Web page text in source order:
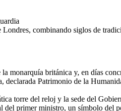
combinando siglos de
monarquía británica y, en días
declarada Patrimonio de la
torre del reloj y la sede del
del primer ministro, un símbolo del